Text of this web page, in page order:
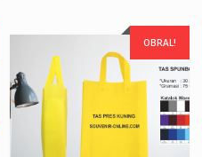
OBRAL!